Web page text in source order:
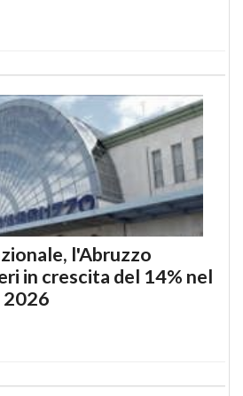
l'Abruzzo
in crescita del 14% nel
2026